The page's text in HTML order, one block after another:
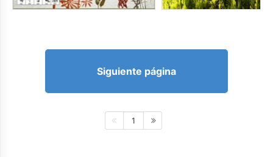
Siguiente página
1